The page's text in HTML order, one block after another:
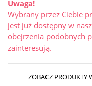
Uwaga!
Wybrany przez Ciebie
jest już dostępny w
obejrzenia podobnych
zainteresują.
ZOBACZ PRODUKTY